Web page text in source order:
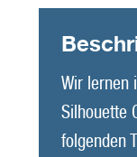
Wir lernen
Silhouette
folgenden